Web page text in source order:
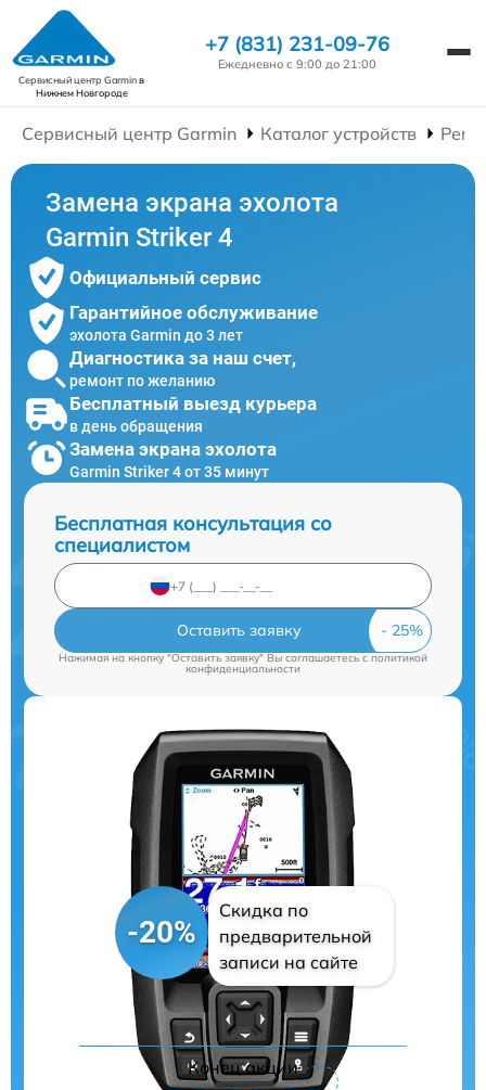
Сервисный центр Garminв
Нижнем Новгороде
+7 (831) 231-09-76
Ежедневно с 9:00 до 21:00
Сервисный центр Garmin Каталог устройств
Замена экрана эхолота
Garmin Striker 4
Официальный сервис
Гарантийное обслуживание
эхолота Garmin до 3 лет
Диагностика за наш счет,
ремонт по желанию
Бесплатный выезд курьера
в день обращения
Замена экрана эхолота
Garmin Striker 4 от 35 минут
Бесплатная консультация со
специалистом
Оставить заявку
Нажимая на кнопку "Оставить заявку" Вы соглашаетесь cполитикой
конфиденциальности
-20%
Скидка по
предварительной
записи на сайте
Конец акции